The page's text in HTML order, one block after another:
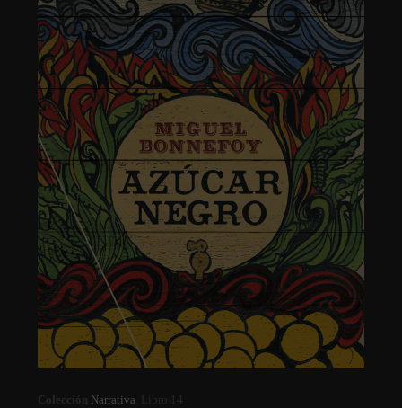
Colección Narrativa . Libro 14